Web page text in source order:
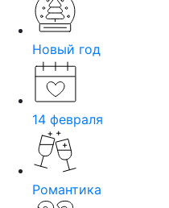
Новый год
14 февраля
Романтика